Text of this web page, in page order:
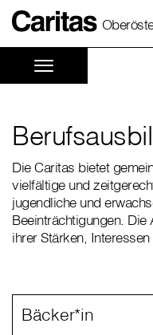
Die Caritas bietet
vielfältige und
jugendliche und
Beeinträchtigungen. Die
ihrer Stärken,
Bäcker*in